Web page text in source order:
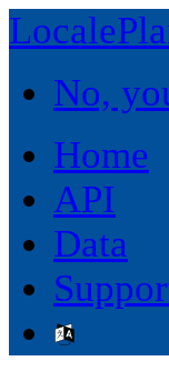
No,
Home
API
Data